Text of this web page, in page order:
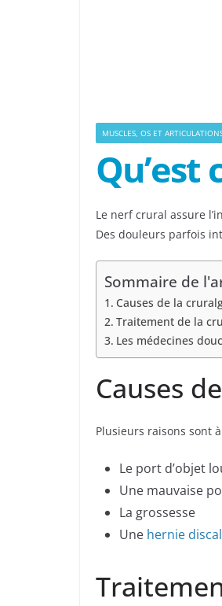
MUSCLES, OS ET
Qu’est
Le nerf crural assure
Des douleurs parfois
Sommaire de
Causes de la
Traitement de la
Les médecines
Causes
Plusieurs raisons sont
Le port d’objet
Une mauvaise
La grossesse
Une hernie